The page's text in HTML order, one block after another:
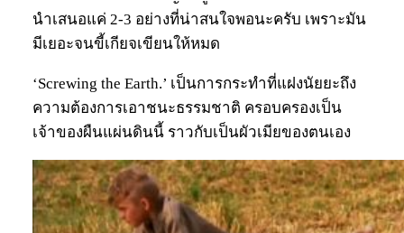
นำเสนอแค่ 2-3 อย่างที่น่าสนใจพอนะครับ เพราะมัน
มีเยอะจนขี้เกียจเขียนให้หมด
‘Screwing the Earth.’ เป็นการกระทำที่แฝงนัยยะถึง
ความต้องการเอาชนะธรรมชาติ ครอบครองเป็น
เจ้าของผืนแผ่นดินนี้ ราวกับเป็นผัวเมียของตนเอง